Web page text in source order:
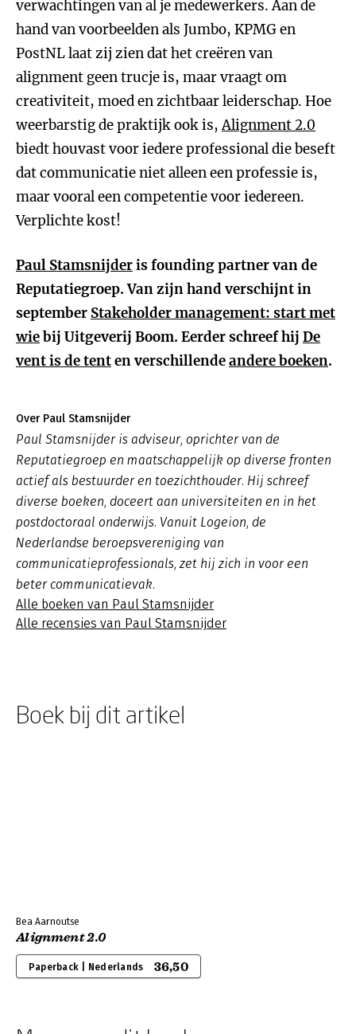
verwachtingen van al je medewerkers. Aan de
hand van voorbeelden als Jumbo, KPMG en
PostNL laat zij zien dat het creëren van
alignment geen trucje is, maar vraagt om
creativiteit, moed en zichtbaar leiderschap. Hoe
weerbarstig de praktijk ook is,Alignment 2.0
biedt houvast voor iedere professional die beseft
dat communicatie niet alleen een professie is,
maar vooral een competentie voor iedereen.
Verplichte kost!
Paul Stamsnijderis founding partner van de
Reputatiegroep. Van zijn hand verschijnt in
september Stakeholder management: start met
wiebij Uitgeverij Boom. Eerder schreef hij De
vent is de tenten verschillendeandere boeken.
Over Paul Stamsnijder
Paul Stamsnijder is adviseur, oprichter van de
Reputatiegroep en maatschappelijk op diverse fronten
actief als bestuurder en toezichthouder. Hij schreef
diverse boeken, doceert aan universiteiten en in het
postdoctoraal onderwijs. Vanuit Logeion, de
Nederlandse beroepsvereniging van
communicatieprofessionals, zet hij zich in voor een
beter communicatievak.
Alle boeken van Paul Stamsnijder
Alle recensies van Paul Stamsnijder
Boek bij dit artikel
Bea Aarnoutse
Alignment 2.0
Paperback | Nederlands 36,50